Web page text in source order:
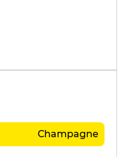
Champagne